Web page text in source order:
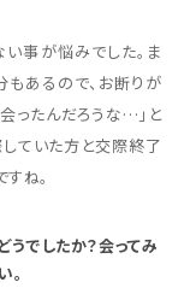
事が悩みでした。ま
あるので、お断りが
ったんだろうな…」と
していた方と交際終了
ね。
でしたか？会ってみ
。